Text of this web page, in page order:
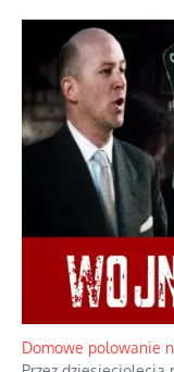
Domowe polowanie